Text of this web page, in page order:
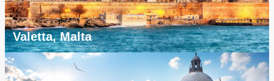
Valetta, Malta